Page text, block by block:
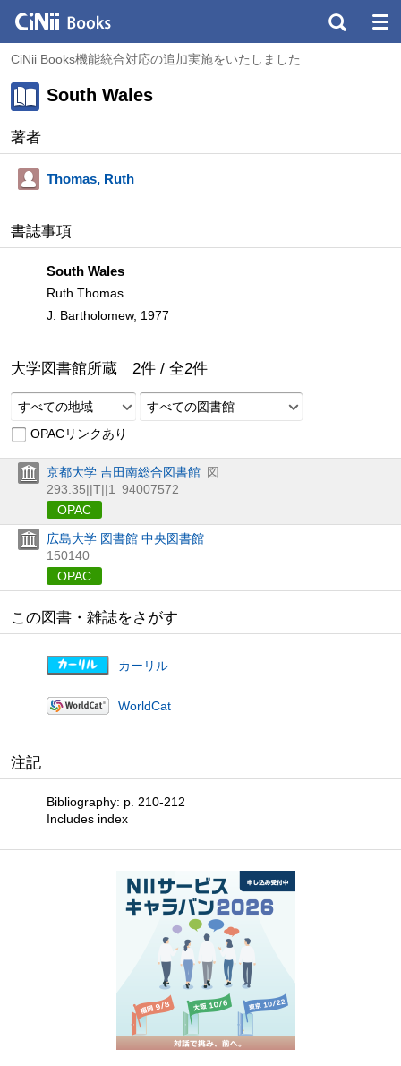
CiNii Books機能統合対応の追加実施をいたしました
South Wales
著者
Thomas, Ruth
書誌事項
South Wales
Ruth Thomas
J. Bartholomew, 1977
大学図書館所蔵 2件 / 全2件
すべての地域
すべての図書館
OPACリンクあり
京都大学 吉田南総合図書館 図
293.35||T||1
94007572
OPAC
広島大学 図書館 中央図書館
150140
OPAC
この図書・雑誌をさがす
カーリル
WorldCat
注記
Bibliography: p. 210-212
Includes index